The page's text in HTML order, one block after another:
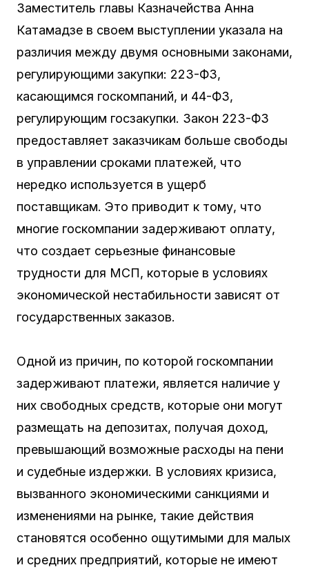
Заместитель главы Казначейства Анна
Катамадзе в своем выступлении указала на
различия между двумя основными законами,
регулирующими закупки: 223-ФЗ,
касающимся госкомпаний, и 44-ФЗ,
регулирующим госзакупки. Закон 223-ФЗ
предоставляет заказчикам больше свободы
в управлении сроками платежей, что
нередко используется в ущерб
поставщикам. Это приводит к тому, что
многие госкомпании задерживают оплату,
что создает серьезные финансовые
трудности для МСП, которые в условиях
экономической нестабильности зависят от
государственных заказов.
Одной из причин, по которой госкомпании
задерживают платежи, является наличие у
них свободных средств, которые они могут
размещать на депозитах, получая доход,
превышающий возможные расходы на пени
и судебные издержки. В условиях кризиса,
вызванного экономическими санкциями и
изменениями на рынке, такие действия
становятся особенно ощутимыми для малых
и средних предприятий, которые не имеют